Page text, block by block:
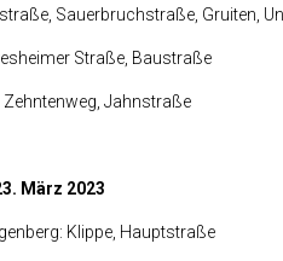
Sauerbruchstraße, Gruiten,
Straße, Baustraße
Zehntenweg, Jahnstraße
März 2023
Klippe, Hauptstraße